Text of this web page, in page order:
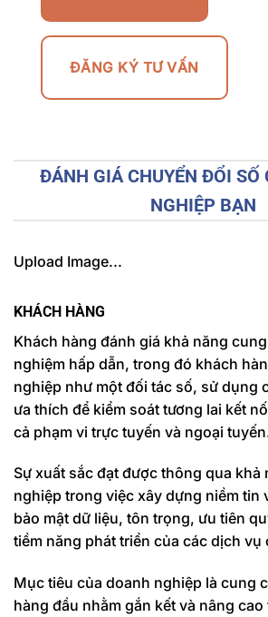
ĐĂNG KÝ TƯ VẤN
ĐÁNH GIÁ CHUYỂN ĐỔI SỐ
NGHIỆP BẠN
Upload Image...
KHÁCH HÀNG
Khách hàng đánh giá khả năng
nghiệm hấp dẫn, trong đó khách
nghiệp như một đối tác số, sử dụng
ưa thích để kiểm soát tương lai kết
cả phạm vi trực tuyến và ngoại
Sự xuất sắc đạt được thông qua khả
nghiệp trong việc xây dựng niềm tin
bảo mật dữ liệu, tôn trọng, ưu tiên
tiềm năng phát triển của các dịch vụ
Mục tiêu của doanh nghiệp là cung
hàng đầu nhằm gắn kết và nâng